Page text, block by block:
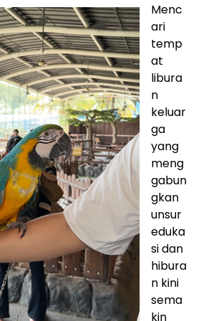
Menc
ari
temp
at
libura
n
keluar
ga
yang
meng
gabun
gkan
unsur
eduka
si dan
hibura
n kini
sema
kin